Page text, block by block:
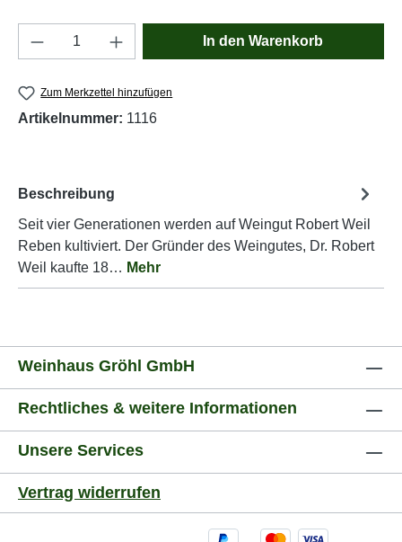
Produkt Anzahl: Gib den gewünschten
In den Warenkorb
Zum Merkzettel hinzufügen
Artikelnummer: 1116
Beschreibung
Seit vier Generationen werden auf Weingut Robert Weil
Reben kultiviert. Der Gründer des Weingutes, Dr. Robert
Weil kaufte 18… Mehr
Weinhaus Gröhl GmbH
Rechtliches & weitere Informationen
Unsere Services
Vertrag widerrufen